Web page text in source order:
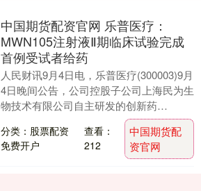
中国期货配资官网 乐普医疗：
MWN105注射液Ⅱ期临床试验完成
首例受试者给药
人民财讯9月4日电，乐普医疗(300003)9月
4日晚间公告，公司控股子公司上海民为生
物技术有限公司自主研发的创新药
MWN105注射液正在开展用于治疗超重或
肥胖....
分类：股票配资
免费开户
查看：
212
中国期货配
资官网